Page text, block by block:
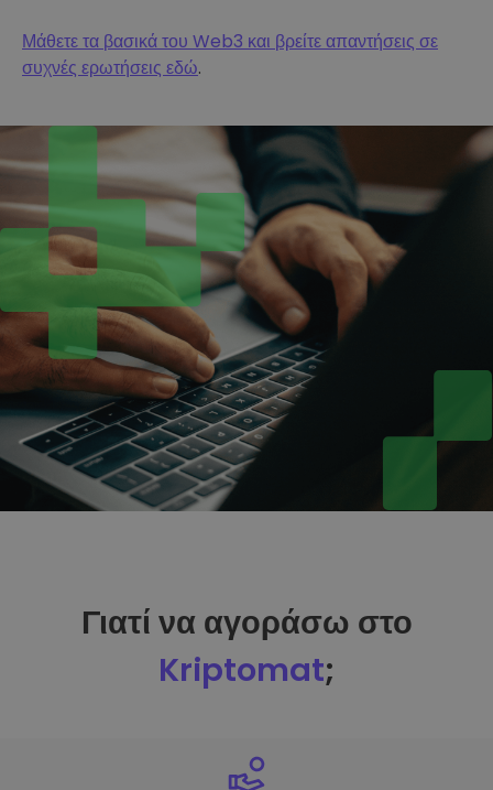
Μάθετε τα βασικά του Web3 και βρείτε απαντήσεις σε
συχνές ερωτήσεις εδώ.
Γιατί να αγοράσω στο
Kriptomat;